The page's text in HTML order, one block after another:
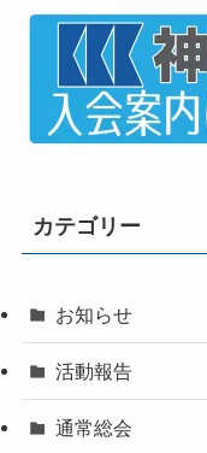
カテゴリー
お知らせ
活動報告
通常総会